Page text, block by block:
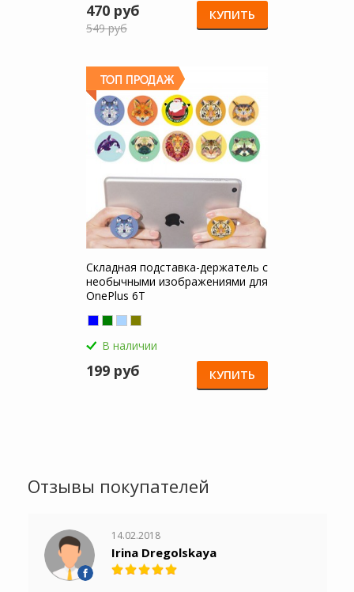
470 руб
549 руб
КУПИТЬ
Складная подставка-держатель с
необычными изображениями для
OnePlus 6T
В наличии
199 руб КУПИТЬ
Отзывы покупателей
14.02.2018
Irina Dregolskaya